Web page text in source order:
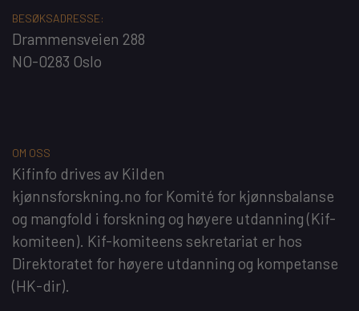
BESØKSADRESSE:
Drammensveien 288
NO-0283 Oslo
OM OSS
Kifinfo drives av Kilden
kjønnsforskning.no for Komité for kjønnsbalanse
og mangfold i forskning og høyere utdanning(Kif-
komiteen). Kif-komiteens sekretariat er hos
Direktoratet for høyere utdanning og kompetanse
(HK-dir).